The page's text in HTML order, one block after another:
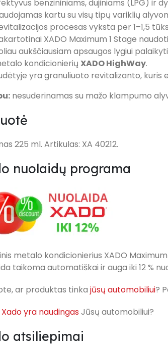
benzininiams, dujiniams (LPG) ir
kartu su visų tipų variklių
procesas vyksta per 1–1,5
XADO Maximum 1 Stage
aukščiausiam apsaugos lygiui
kondicionierių XADO HighWay.
yra granuliuoto revitalizanto,
nesuderinamas su mažo klampumo
225 ml. Artikulas: XA 40212.
nuolaidų programa
metalo kondicionierius XADO
taikoma automatiškai ir auga iki 12 %
ar produktas tinka jūsų automobiliui?
Xado yra naudingasJūsų automobiliui?
atsiliepimai